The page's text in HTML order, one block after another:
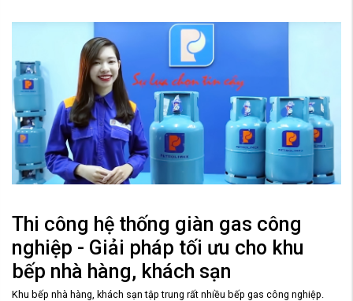
Thi công hệ thống giàn gas công
nghiệp - Giải pháp tối ưu cho khu
bếp nhà hàng, khách sạn
Khu bếp nhà hàng, khách sạn tập trung rất nhiều bếp gas công nghiệp.